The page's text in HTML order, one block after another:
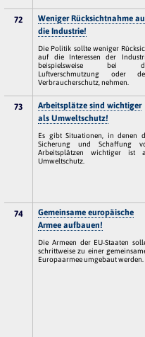
72
Weniger Rücksichtnahme
die Industrie!
Die Politik sollte weniger
auf die Interessen der
beispielsweise bei
Luftverschmutzung oder
Verbraucherschutz, nehmen.
73
Arbeitsplätze sind wichtiger
als Umweltschutz!
Es gibt Situationen, in denen
Sicherung und Schaffung
Arbeitsplätzen wichtiger ist
Umweltschutz.
74
Gemeinsame europäische
Armee aufbauen!
Die Armeen der EU-Staaten
schrittweise zu einer
Europaarmee umgebaut werden.